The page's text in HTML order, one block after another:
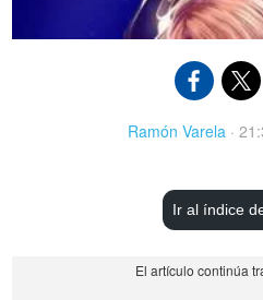
Ramón Varela ·
Ir al índice